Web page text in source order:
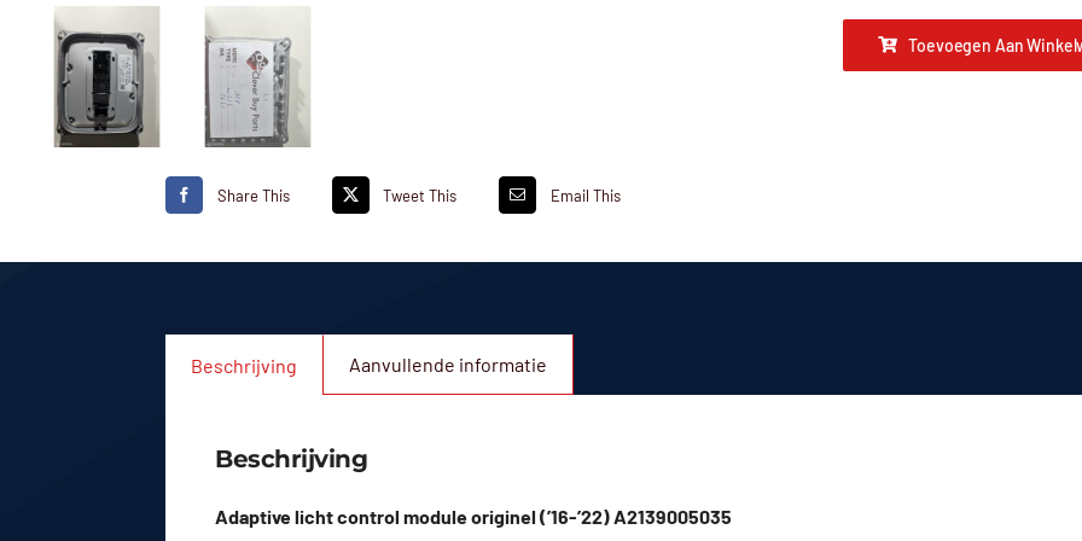
Share This Tweet This Email This
Toevoegen Aan
Beschrijving Aanvullende informatie
Beschrijving
Adaptive licht control module originel (’16-’22) A2139005035